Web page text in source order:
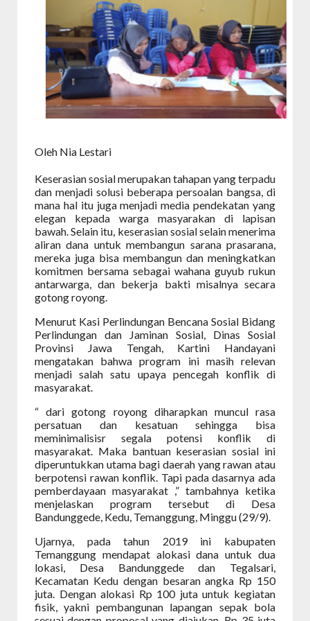
Oleh Nia Lestari
Keserasian sosial merupakan tahapan yang terpadu
dan menjadi solusi beberapa persoalan bangsa, di
mana hal itu juga menjadi media pendekatan yang
elegan kepada warga masyarakan di lapisan
bawah. Selain itu, keserasian sosial selain menerima
aliran dana untuk membangun sarana prasarana,
mereka juga bisa membangun dan meningkatkan
komitmen bersama sebagai wahana guyub rukun
antarwarga, dan bekerja bakti misalnya secara
gotong royong.
Menurut Kasi Perlindungan Bencana Sosial Bidang
Perlindungan dan Jaminan Sosial, Dinas Sosial
Provinsi Jawa Tengah, Kartini Handayani
mengatakan bahwa program ini masih relevan
menjadi salah satu upaya pencegah konflik di
masyarakat.
“ dari gotong royong diharapkan muncul rasa
persatuan dan kesatuan sehingga bisa
meminimalisisr segala potensi konflik di
masyarakat. Maka bantuan keserasian sosial ini
diperuntukkan utama bagi daerah yang rawan atau
berpotensi rawan konflik. Tapi pada dasarnya ada
pemberdayaan masyarakat ,” tambahnya ketika
menjelaskan program tersebut di Desa
Bandunggede, Kedu, Temanggung, Minggu (29/9).
Ujarnya, pada tahun 2019 ini kabupaten
Temanggung mendapat alokasi dana untuk dua
lokasi, Desa Bandunggede dan Tegalsari,
Kecamatan Kedu dengan besaran angka Rp 150
juta. Dengan alokasi Rp 100 juta untuk kegiatan
fisik, yakni pembangunan lapangan sepak bola